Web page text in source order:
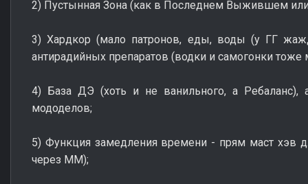
2) Пустынная Зона (как в Последнем Выжившем
3) Хардкор (мало патронов, еды, воды (у ГГ
антирадийных препаратов (водки и самогонки тоже
4) База ДЭ (хоть и не ванильного, а
мододелов;
5) Функция замедления времени - прям маст хэв
через ММ);